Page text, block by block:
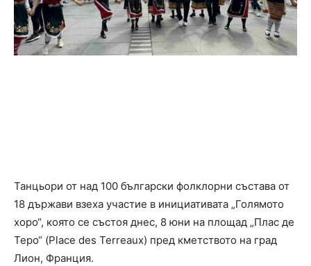
Танцьори от над 100 български фолклорни състава от
18 държави взеха участие в инициативата „Голямото
хоро“, която се състоя днес, 8 юни на площад „Плас де
Теро“ (Place des Terreaux) пред кметството на град
Лион, Франция.